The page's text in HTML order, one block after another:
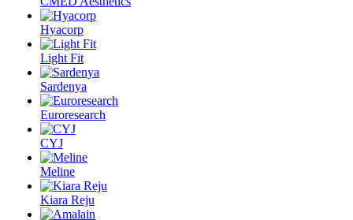
Hyacorp
Light Fit
Sardenya
Euroresearch
CYJ
Meline
Kiara Reju